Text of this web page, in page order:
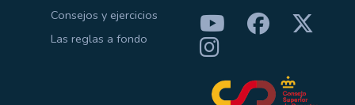
Consejos y ejercicios
Las reglas a fondo